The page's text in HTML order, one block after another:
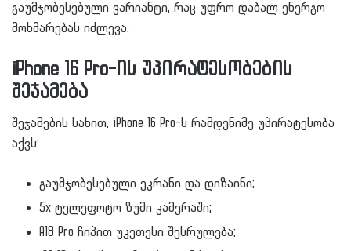
გაუმჯობესებული ვარიანტი, რაც უფრო დაბალ ენერგო
მოხმარებას იძლევა.
iPhone 16 Pro-ის უპირატესობების
შეჯამება
შეჯამების სახით, iPhone 16 Pro-ს რამდენიმე უპირატესობა
აქვს:
გაუმჯობესებული ეკრანი და დიზაინი;
5x ტელეფოტო ზუმი კამერაში;
A18 Pro ჩიპით უკეთესი შესრულება;